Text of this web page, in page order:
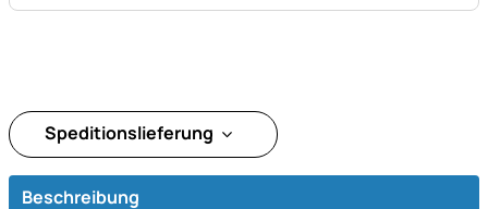
Speditionslieferung
Beschreibung